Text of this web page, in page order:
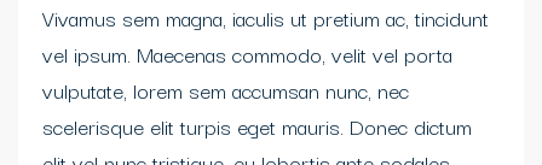
Vivamus sem magna, iaculis ut pretium ac, tincidunt
vel ipsum. Maecenas commodo, velit vel porta
vulputate, lorem sem accumsan nunc, nec
scelerisque elit turpis eget mauris. Donec dictum